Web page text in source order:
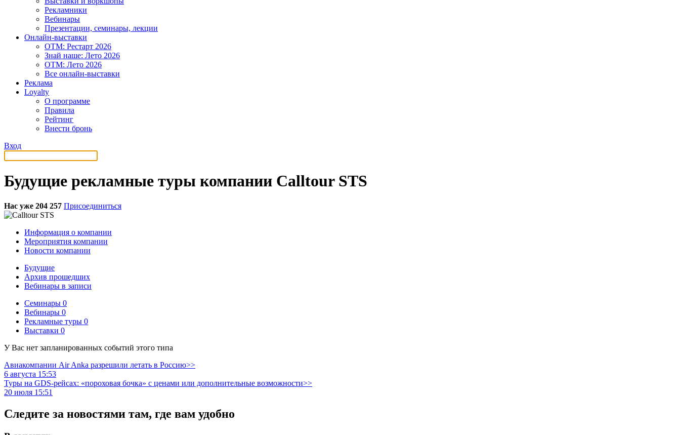
Рекламники
Вебинары
Презентации, семинары, лекции
Онлайн-выставки
OTM: Рестарт 2026
Знай наше: Лето 2026
OTM: Лето 2026
Все онлайн-выставки
Реклама
Loyalty
О программе
Правила
Рейтинг
Внести бронь
Вход
Будущие рекламные туры компании Calltour STS
Нас уже 204 257 Присоединиться
Информация о компании
Мероприятия компании
Новости компании
Будущие
Архив прошедших
Вебинары в записи
Семинары 0
Вебинары 0
Рекламные туры 0
Выставки 0
У Вас нет запланированных событий этого типа
Авиакомпании Air Anka разрешили летать в Россию>>
6 августа 15:53
Туры на GDS-рейсах: «пороховая бочка» с ценами или дополнительные возможности>>
20 июля 15:51
Следите за новостями там, где вам удобно